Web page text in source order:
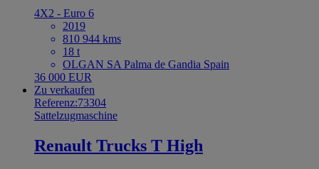
4X2 - Euro 6
2019
810 944 kms
18 t
OLGAN SA Palma de Gandia Spain
36 000 EUR
Zu verkaufen
Referenz:73304
Sattelzugmaschine
Renault Trucks T High